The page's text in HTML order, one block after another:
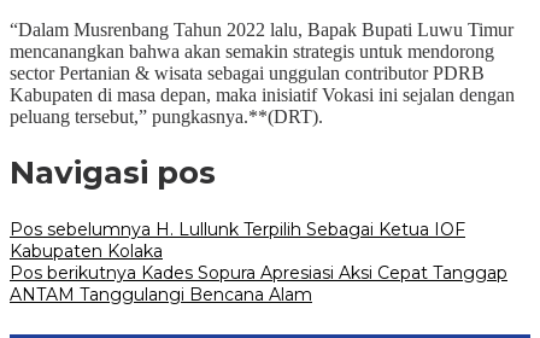
“Dalam Musrenbang Tahun 2022 lalu, Bapak Bupati Luwu Timur
mencanangkan bahwa akan semakin strategis untuk mendorong
sector Pertanian & wisata sebagai unggulan contributor PDRB
Kabupaten di masa depan, maka inisiatif Vokasi ini sejalan dengan
peluang tersebut,” pungkasnya.**(DRT).
Navigasi pos
Pos sebelumnya H. Lullunk Terpilih Sebagai Ketua IOF
Kabupaten Kolaka
Pos berikutnya Kades Sopura Apresiasi Aksi Cepat Tanggap
ANTAM Tanggulangi Bencana Alam